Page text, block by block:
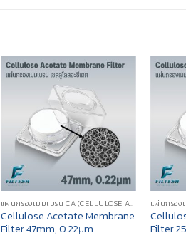
แผ่นกรองเมมเบรน CA (CELLULOSE ACETATE MEMBRANE FILTER)
Cellulose Acetate Membrane
Filter 47mm, 0.22μm
Filter